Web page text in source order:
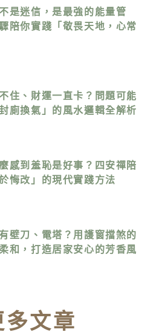
是迷信，是最強的能量管
陪你實踐「敬畏天地，心常
住、財運一直卡？問題可能
廁換氣」的風水邏輯全解析
感到羞恥是好事？四安禪陪
悔改」的現代實踐方法
壁刀、電塔？用護窗擋煞的
和，打造居家安心的芳香風
多文章